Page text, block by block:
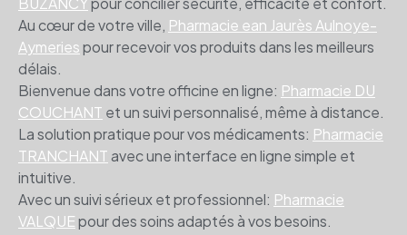
Au cœur de votre ville, Pharmacie ean Jaurès Aulnoye-
Aymeriespour recevoir vos produits dans les meilleurs
délais.
Bienvenue dans votre officine en ligne: Pharmacie DU
COUCHANT et un suivi personnalisé, même à distance.
La solution pratique pour vos médicaments: Pharmacie
TRANCHANTavec une interface en ligne simple et
intuitive.
Avec un suivi sérieux et professionnel: Pharmacie
VALQUEpour des soins adaptés à vos besoins.